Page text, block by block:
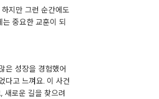
지만 그런 순간에도
중요한 교훈이 되
은 성장을 경험했어
다고 느껴요. 이 사건
새로운 길을 찾으려